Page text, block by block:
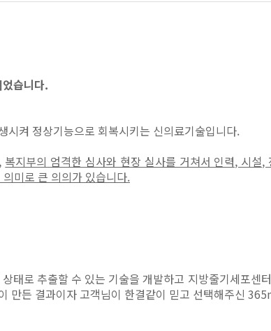
습니다.
시켜 정상기능으로 회복시키는 신의료기술입니다.
복지부의 엄격한 심사와 현장 실사를 거쳐서 인력, 시설,
미로 큰 의의가 있습니다.
로 추출할 수 있는 기술을 개발하고 지방줄기세포센
만든 결과이자 고객님이 한결같이 믿고 선택해주신